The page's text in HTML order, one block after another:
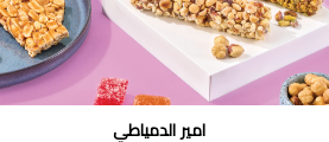
امير الدمياطي